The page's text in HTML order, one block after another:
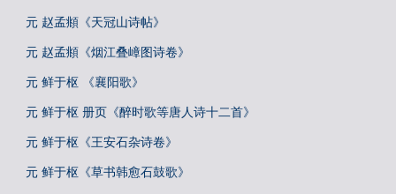
元 赵孟頫《天冠山诗帖》
元 赵孟頫《烟江叠嶂图诗卷》
元 鲜于枢 《襄阳歌》
元 鲜于枢 册页《醉时歌等唐人诗十二首》
元 鲜于枢《王安石杂诗卷》
元 鲜于枢《草书韩愈石鼓歌》